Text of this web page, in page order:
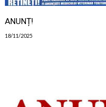
ANUNȚ!
18/11/2025